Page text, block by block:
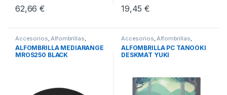
62,66€ 19,45€
Accesorios,Alfombrillas,
Periféricos
ALFOMBRILLA MEDIARANGE
MROS250 BLACK
Accesorios,Alfombrillas,
Periféricos
ALFOMBRILLA PC TANOOKI
DESKMAT YUKI